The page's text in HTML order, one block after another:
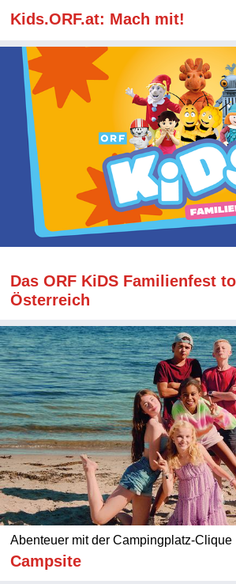
Kids.ORF.at: Mach mit!
Das ORF KiDS Familienfest
Österreich
Abenteuer mit der Campingplatz-Clique
Campsite